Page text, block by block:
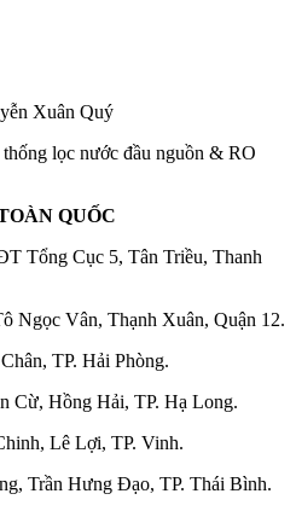
Xuân Quý
thống lọc nước đầu nguồn & RO
QUỐC
Tổng Cục 5, Tân Triều, Thanh
Ngọc Vân, Thạnh Xuân, Quận 12.
TP. Hải Phòng.
Cừ, Hồng Hải, TP. Hạ Long.
Lê Lợi, TP. Vinh.
Trần Hưng Đạo, TP. Thái Bình.